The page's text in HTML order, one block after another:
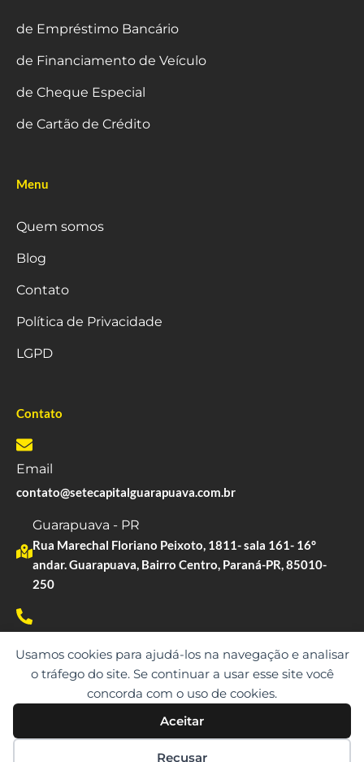
Usamos cookies para ajudá-los na navegação e analisar
o tráfego do site. Se continuar a usar esse site você
concorda com o uso de cookies.
Aceitar
Recusar
de Empréstimo Bancário
de Financiamento de Veículo
de Cheque Especial
de Cartão de Crédito
Menu
Quem somos
Blog
Contato
Política de Privacidade
LGPD
Contato
Email
contato@setecapitalguarapuava.com.br
Guarapuava - PR
Rua Marechal Floriano Peixoto, 1811- sala 161- 16°
andar. Guarapuava, Bairro Centro, Paraná-PR, 85010-
250
(42) 99137-7727